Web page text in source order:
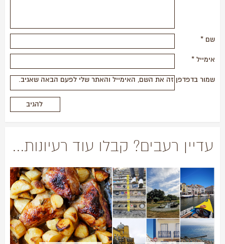
שם *
אימייל *
שמור בדפדפן זה את השם, האימייל והאתר שלי לפעם הבאה שאגיב.
עדיין רעבים? קבלו עוד רעיונות...